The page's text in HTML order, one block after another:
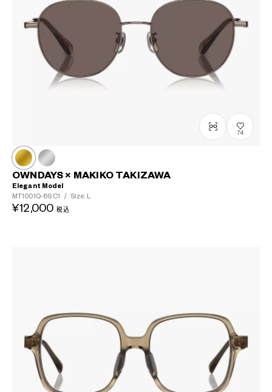
74
OWNDAYS × MAKIKO TAKIZAWA
Elegant Model
MT1001Q-6S C1 / Size: L
¥12,000 税込